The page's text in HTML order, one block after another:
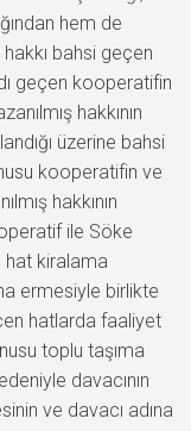
hem de
bahsi geçen
geçen kooperatifin
hakkının
üzerine bahsi
kooperatifin ve
hakkının
ile Söke
hat kiralama
ermesiyle birlikte
hatlarda faaliyet
toplu taşıma
davacının
ve davacı adına